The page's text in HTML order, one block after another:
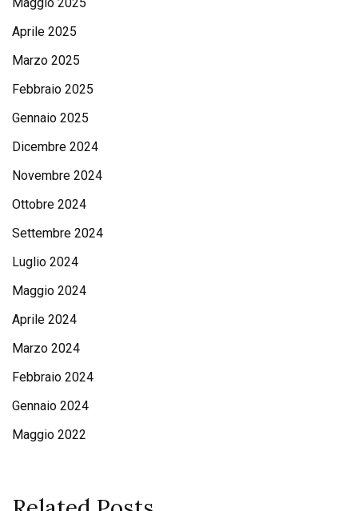
Aprile 2025
Marzo 2025
Febbraio 2025
Gennaio 2025
Dicembre 2024
Novembre 2024
Ottobre 2024
Settembre 2024
Luglio 2024
Maggio 2024
Aprile 2024
Marzo 2024
Febbraio 2024
Gennaio 2024
Maggio 2022